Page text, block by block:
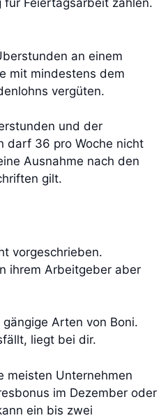
Feiertagsarbeit zahlen.
an einem
mit mindestens dem
vergüten.
und der
darf 36 pro Woche nicht
Ausnahme nach den
gilt.
vorgeschrieben.
ihrem Arbeitgeber aber
Arten von Boni.
liegt bei dir.
meisten Unternehmen
im Dezember oder
ein bis zwei